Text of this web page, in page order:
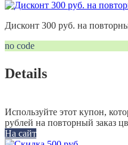
Дисконт 300 руб. на
no code
Details
Используйте этот купон,
рублей на повторный заказ
На сайт